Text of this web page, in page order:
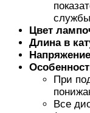
Цвет
Длина в
Напряжение
При
Все